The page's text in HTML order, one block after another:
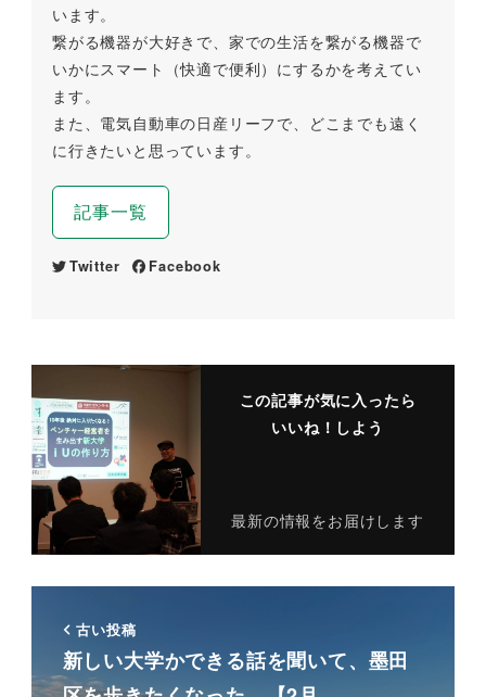
います。
繋がる機器が大好きで、家での生活を繋がる機器で
いかにスマート（快適で便利）にするかを考えてい
ます。
また、電気自動車の日産リーフで、どこまでも遠く
に行きたいと思っています。
記事一覧
Twitter Facebook
この記事が気に入ったら
いいね！しよう
最新の情報をお届けします
古い投稿
新しい大学かできる話を聞いて、墨田